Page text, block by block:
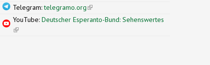
Telegram:telegramo.org(link is external)
YouTube:Deutscher Esperanto-Bund: Sehenswertes
(link is external)